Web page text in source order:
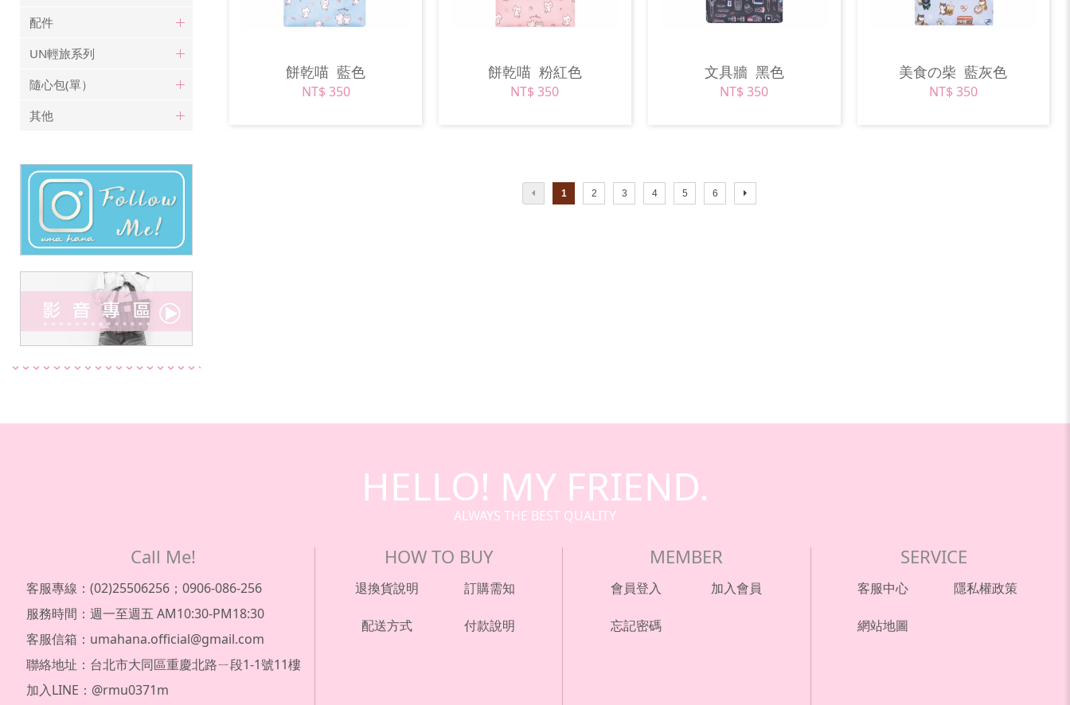
配件
UN輕旅系列
隨心包(單）
其他
餅乾喵藍色
NT$ 350
餅乾喵 粉紅色
NT$ 350
文具牆 黑色
NT$ 350
美食の柴藍灰色
NT$ 350
1 2 3 4 5 6
HELLO! MY FRIEND.
ALWAYS THE BEST QUALITY
Call Me!
客服專線：(02)25506256；0906-086-256
服務時間：週一至週五 AM10:30-PM18:30
客服信箱：umahana.official@gmail.com
聯絡地址：台北市大同區重慶北路ㄧ段1-1號11樓
加入LINE：@rmu0371m
HOW TO BUY
退換貨說明 訂購需知
配送方式 付款說明
MEMBER
會員登入 加入會員
忘記密碼
SERVICE
客服中心 隱私權政策
網站地圖